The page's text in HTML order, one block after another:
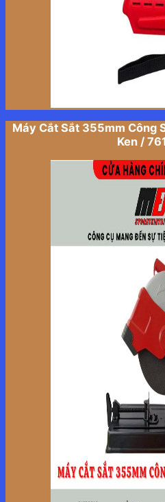
Máy Cắt Sắt 355mm Công
Ken /